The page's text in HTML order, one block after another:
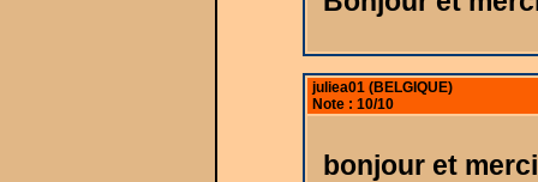
juliea01 (BELGIQUE)
Note : 10/10
bonjour et